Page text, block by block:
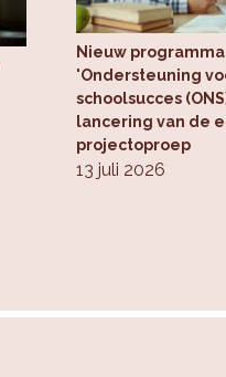
Nieuw programma
'Ondersteuning
schoolsucces
lancering van de
projectoproep
13 juli 2026